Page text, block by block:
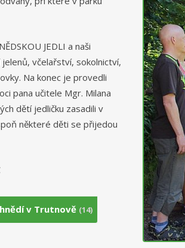
JEDLI a naši
včelařství, sokolnictví,
Na konec je provedli
pana učitele Mgr. Milana
dětí jedličku zasadili v
některé děti se přijedou
v Trutnově (14)